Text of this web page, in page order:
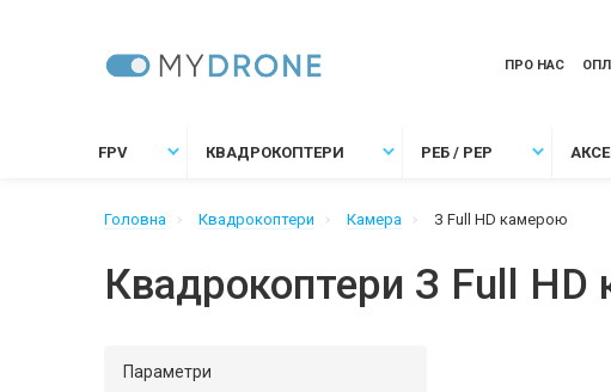
ПРО НАС
FPV КВАДРОКОПТЕРИ РЕБ / РЕР
Головна Квадрокоптери Камера З Full HD камерою
Квадрокоптери З Full
Параметри